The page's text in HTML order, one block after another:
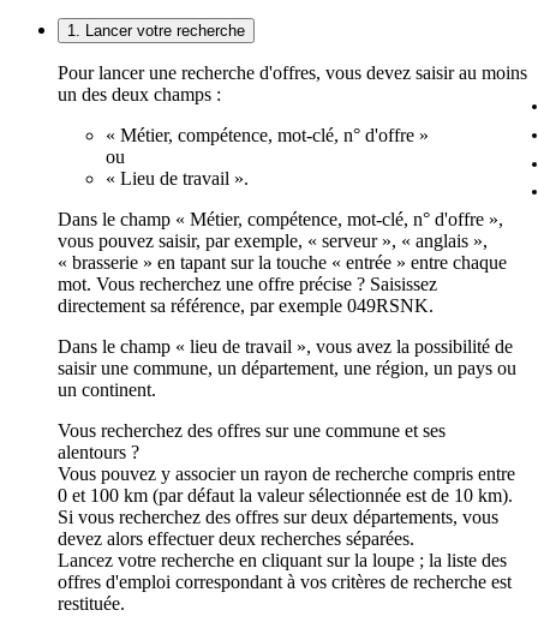
1. Lancer votre recherche
Pour lancer une recherche d'offres, vous devez saisir au moins
un des deux champs :
« Métier, compétence, mot-clé, n° d'offre »
ou
« Lieu de travail ».
Dans le champ « Métier, compétence, mot-clé, n° d'offre »,
vous pouvez saisir, par exemple, « serveur », « anglais »,
« brasserie » en tapant sur la touche « entrée » entre chaque
mot. Vous recherchez une offre précise ? Saisissez
directement sa référence, par exemple 049RSNK.
Dans le champ « lieu de travail », vous avez la possibilité de
saisir une commune, un département, une région, un pays ou
un continent.
Vous recherchez des offres sur une commune et ses
alentours ?
Vous pouvez y associer un rayon de recherche compris entre
0 et 100 km (par défaut la valeur sélectionnée est de 10 km).
Si vous recherchez des offres sur deux départements, vous
devez alors effectuer deux recherches séparées.
Lancez votre recherche en cliquant sur la loupe ; la liste des
offres d'emploi correspondant à vos critères de recherche est
restituée.